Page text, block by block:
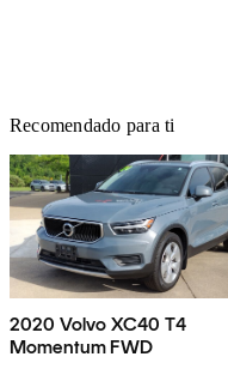
Recomendado para ti
2020 Volvo XC40 T4
Momentum FWD